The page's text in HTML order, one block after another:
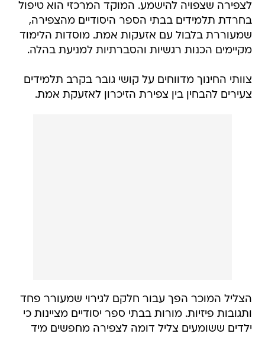
לצפירה שצפויה להישמע. המוקד המרכזי הוא טיפול
בחרדת תלמידים בבתי הספר היסודיים מהצפירה,
שמעוררת בלבול עם אזעקות אמת. מוסדות הלימוד
מקיימים הכנות רגשיות והסברתיות למניעת בהלה.
צוותי החינוך מדווחים על קושי גובר בקרב תלמידים
צעירים להבחין בין צפירת הזיכרון לאזעקת אמת.
הצליל המוכר הפך עבור חלקם לגירוי שמעורר פחד
ותגובות פיזיות. מורות בבתי ספר יסודיים מציינות כי
ילדים ששומעים צליל דומה לצפירה מחפשים מיד